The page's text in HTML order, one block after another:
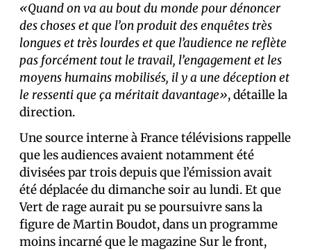
«Quand on va au bout du monde pour dénoncer
des choses et que l’on produit des enquêtes très
longues et très lourdes et que l’audience ne reflète
pas forcément tout le travail, l’engagement et les
moyens humains mobilisés, il y a une déception et
le ressenti que ça méritait davantage», détaille la
direction.
Une source interne à France télévisions rappelle
que les audiences avaient notamment été
divisées par trois depuis que l’émission avait
été déplacée du dimanche soir au lundi. Et que
Vert de rage aurait pu se poursuivre sans la
figure de Martin Boudot, dans un programme
moins incarné que le magazine Sur le front,